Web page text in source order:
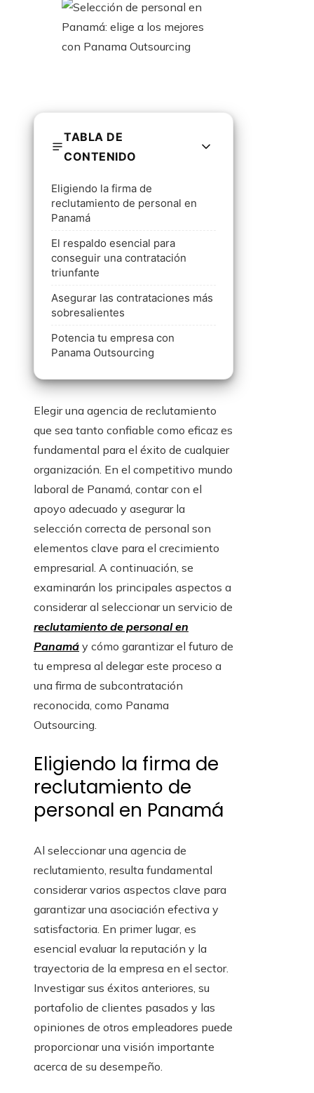
TABLA DE
CONTENIDO
Eligiendo la firma de
reclutamiento de personal en
Panamá
El respaldo esencial para
conseguir una contratación
triunfante
Asegurar las contrataciones más
sobresalientes
Potencia tu empresa con
Panama Outsourcing
Elegir una agencia de reclutamiento
que sea tanto confiable como eficaz es
fundamental para el éxito de cualquier
organización. En el competitivo mundo
laboral de Panamá, contar con el
apoyo adecuado y asegurar la
selección correcta de personal son
elementos clave para el crecimiento
empresarial. A continuación, se
examinarán los principales aspectos a
considerar al seleccionar un servicio de
reclutamiento de personal en
Panamá y cómo garantizar el futuro de
tu empresa al delegar este proceso a
una firma de subcontratación
reconocida, como Panama
Outsourcing.
Eligiendo la firma de
reclutamiento de
personal en Panamá
Al seleccionar una agencia de
reclutamiento, resulta fundamental
considerar varios aspectos clave para
garantizar una asociación efectiva y
satisfactoria. En primer lugar, es
esencial evaluar la reputación y la
trayectoria de la empresa en el sector.
Investigar sus éxitos anteriores, su
portafolio de clientes pasados y las
opiniones de otros empleadores puede
proporcionar una visión importante
acerca de su desempeño.